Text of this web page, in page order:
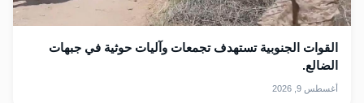
القوات الجنوبية تستهدف تجمعات وآليات حوثية في جبهات
الضالع.
أغسطس 9, 2026